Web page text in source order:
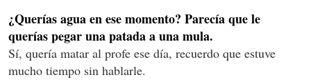
¿Querías agua en ese momento? Parecía que le
querías pegar una patada a una mula.
Sí, quería matar al profe ese día, recuerdo que estuve
mucho tiempo sin hablarle.